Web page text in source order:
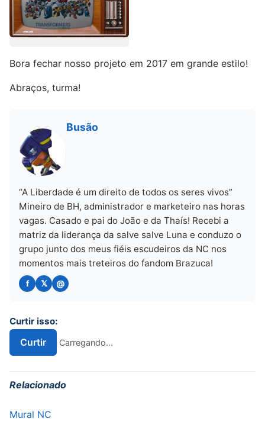
Bora fechar nosso projeto em 2017 em grande estilo!
Abraços, turma!
Busão
“A Liberdade é um direito de todos os seres vivos”
Mineiro de BH, administrador e marketeiro nas horas
vagas. Casado e pai do João e da Thaís! Recebi a
matriz da liderança da salve salve Luna e conduzo o
grupo junto dos meus fiéis escudeiros da NC nos
momentos mais treteiros do fandom Brazuca!
Curtir isso:
Curtir Carregando...
Relacionado
Mural NC